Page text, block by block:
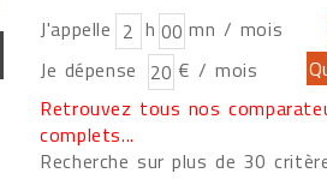
J'appelle h
mn / mois
Je dépense
€ / mois
Retrouvez tous nos
complets...
Recherche sur plus de 30